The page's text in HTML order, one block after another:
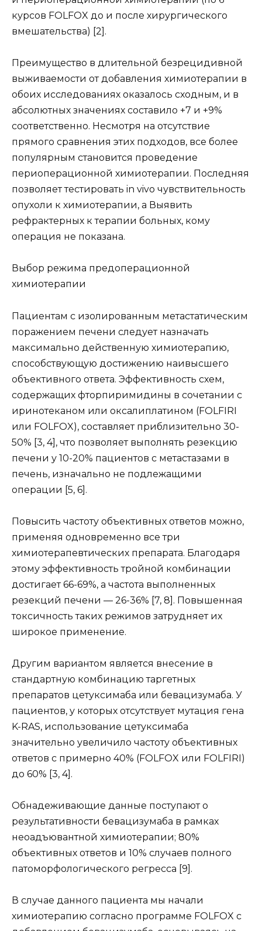
курсов FOLFOX до и после хирургического
вмешательства) [2].
Преимущество в длительной безрецидивной
выживаемости от добавления химиотерапии в
обоих исследованиях оказалось сходным, и в
абсолютных значениях составило +7 и +9%
соответственно. Несмотря на отсутствие
прямого сравнения этих подходов, все более
популярным становится проведение
периоперационной химиотерапии. Последняя
позволяет тестировать in vivo чувствительность
опухоли к химиотерапии, а Выявить
рефрактерных к терапии больных, кому
операция не показана.
Выбор режима предоперационной
химиотерапии
Пациентам с изолированным метастатическим
поражением печени следует назначать
максимально действенную химиотерапию,
способствующую достижению наивысшего
объективного ответа. Эффективность схем,
содержащих фторпиримидины в сочетании с
иринотеканом или оксалиплатином (FOLFIRI
или FOLFOX), составляет приблизительно 30-
50% [3, 4], что позволяет выполнять резекцию
печени у 10-20% пациентов с метастазами в
печень, изначально не подлежащими
операции [5, 6].
Повысить частоту объективных ответов можно,
применяя одновременно все три
химиотерапевтических препарата. Благодаря
этому эффективность тройной комбинации
достигает 66-69%, а частота выполненных
резекций печени — 26-36% [7, 8]. Повышенная
токсичность таких режимов затрудняет их
широкое применение.
Другим вариантом является внесение в
стандартную комбинацию таргетных
препаратов цетуксимаба или бевацизумаба. У
пациентов, у которых отсутствует мутация гена
K-RAS, использование цетуксимаба
значительно увеличило частоту объективных
ответов с примерно 40% (FOLFOX или FOLFIRI)
до 60% [3, 4].
Обнадеживающие данные поступают о
результативности бевацизумаба в рамках
неоадъювантной химиотерапии; 80%
объективных ответов и 10% случаев полного
патоморфологического регресса [9].
В случае данного пациента мы начали
химиотерапию согласно программе FOLFOX с